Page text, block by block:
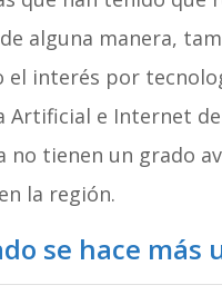
alguna manera,
el interés por
Artificial e Internet de
no tienen un grado
la región.
se hace más